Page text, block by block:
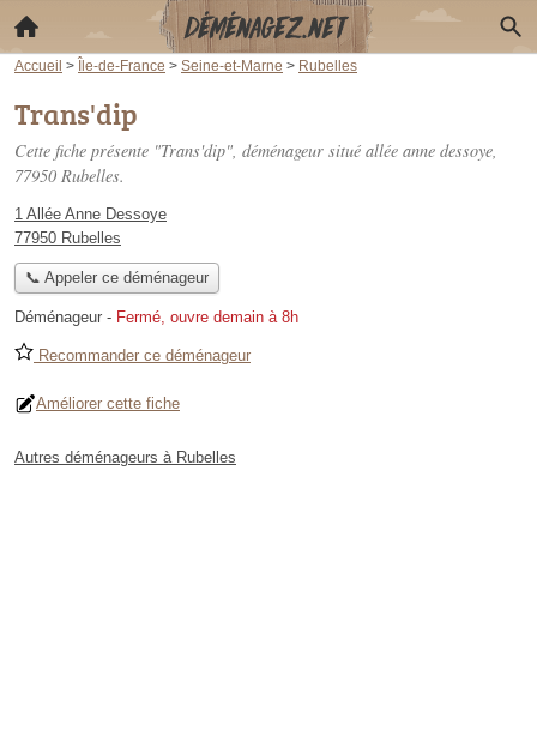
Accueil > Île-de-France > Seine-et-Marne > Rubelles
Trans'dip
Cette fiche présente "Trans'dip", déménageur situé allée anne dessoye,
77950 Rubelles.
1 Allée Anne Dessoye
77950 Rubelles
📞 Appeler ce déménageur
Déménageur - Fermé, ouvre demain à 8h
Recommander ce déménageur
Améliorer cette fiche
Autres déménageurs à Rubelles